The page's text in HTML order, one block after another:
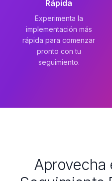
Rápida
Experimenta la
implementación más
rápida para comenzar
pronto con tu
seguimiento.
Aprovecha